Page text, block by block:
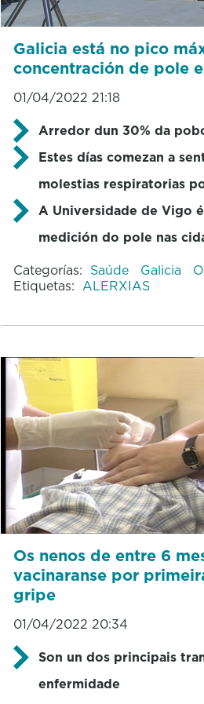
Galicia está no pico
concentración de pole
01/04/2022 21:18
Arredor dun 30% da
Estes días comezan a
molestias respiratorias
A Universidade de Vigo
medición do pole nas
Categorías: Saúde Galicia
Etiquetas: ALERXIAS
Os nenos de entre 6
vacinaranse por
gripe
01/04/2022 20:34
Son un dos principais
enfermidade